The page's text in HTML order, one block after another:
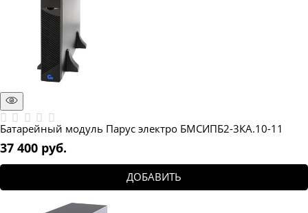
Батарейный модуль Парус электро БМСИПБ2-3КА.10-11
37 400 руб.
ДОБАВИТЬ